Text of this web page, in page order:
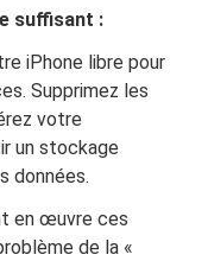
suffisant :
iPhone libre pour
Supprimez les
votre
un stockage
données.
en œuvre ces
de la «